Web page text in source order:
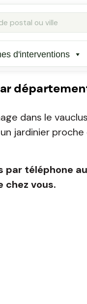
d'interventions
dans le
jardinier proche
par téléphone
chez vous.